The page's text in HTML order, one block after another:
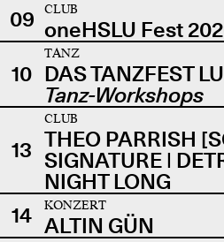
09
CLUB
oneHSLU Fest
10
TANZ
DAS TANZFEST
Tanz-Workshops
13
CLUB
THEO PARRISH
SIGNATURE |
NIGHT LONG
14
KONZERT
ALTIN GÜN